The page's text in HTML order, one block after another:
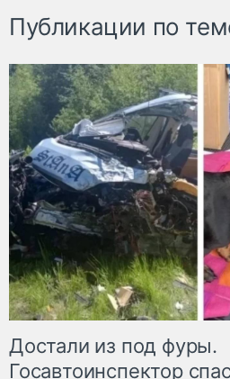
Публикации по
Достали из под фуры.
Госавтоинспектор